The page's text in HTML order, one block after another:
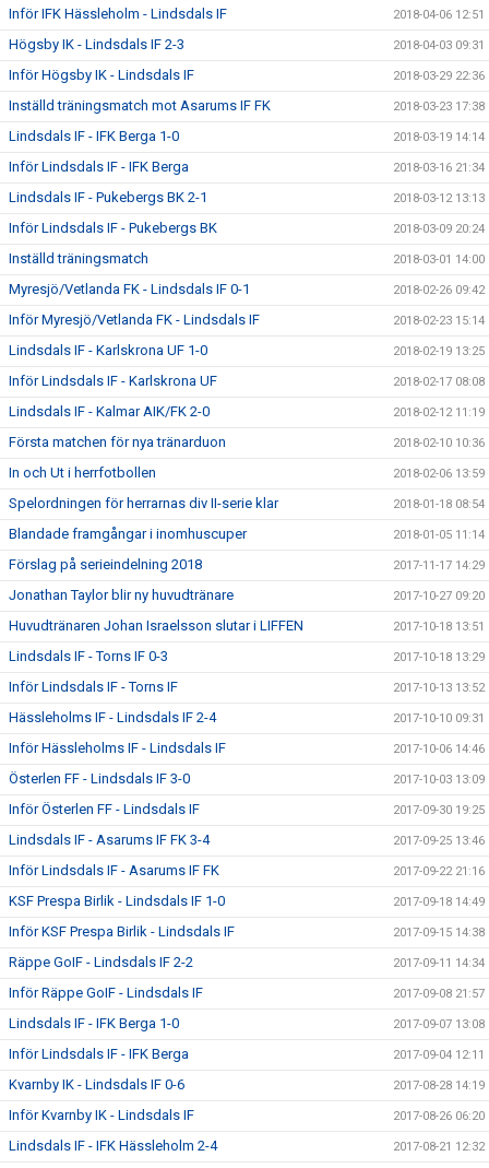
Inför IFK Hässleholm - Lindsdals IF 2018-04-06 12:51
Högsby IK - Lindsdals IF 2-3 2018-04-03 09:31
Inför Högsby IK - Lindsdals IF 2018-03-29 22:36
Inställd träningsmatch mot Asarums IF FK 2018-03-23 17:38
Lindsdals IF - IFK Berga 1-0 2018-03-19 14:14
Inför Lindsdals IF - IFK Berga 2018-03-16 21:34
Lindsdals IF - Pukebergs BK 2-1 2018-03-12 13:13
Inför Lindsdals IF - Pukebergs BK 2018-03-09 20:24
Inställd träningsmatch 2018-03-01 14:00
Myresjö/Vetlanda FK - Lindsdals IF 0-1 2018-02-26 09:42
Inför Myresjö/Vetlanda FK - Lindsdals IF 2018-02-23 15:14
Lindsdals IF - Karlskrona UF 1-0 2018-02-19 13:25
Inför Lindsdals IF - Karlskrona UF 2018-02-17 08:08
Lindsdals IF - Kalmar AIK/FK 2-0 2018-02-12 11:19
Första matchen för nya tränarduon 2018-02-10 10:36
In och Ut i herrfotbollen 2018-02-06 13:59
Spelordningen för herrarnas div II-serie klar 2018-01-18 08:54
Blandade framgångar i inomhuscuper 2018-01-05 11:14
Förslag på serieindelning 2018 2017-11-17 14:29
Jonathan Taylor blir ny huvudtränare 2017-10-27 09:20
Huvudtränaren Johan Israelsson slutar i LIFFEN 2017-10-18 13:51
Lindsdals IF - Torns IF 0-3 2017-10-18 13:29
Inför Lindsdals IF - Torns IF 2017-10-13 13:52
Hässleholms IF - Lindsdals IF 2-4 2017-10-10 09:31
Inför Hässleholms IF - Lindsdals IF 2017-10-06 14:46
Österlen FF - Lindsdals IF 3-0 2017-10-03 13:09
Inför Österlen FF - Lindsdals IF 2017-09-30 19:25
Lindsdals IF - Asarums IF FK 3-4 2017-09-25 13:46
Inför Lindsdals IF - Asarums IF FK 2017-09-22 21:16
KSF Prespa Birlik - Lindsdals IF 1-0 2017-09-18 14:49
Inför KSF Prespa Birlik - Lindsdals IF 2017-09-15 14:38
Räppe GoIF - Lindsdals IF 2-2 2017-09-11 14:34
Inför Räppe GoIF - Lindsdals IF 2017-09-08 21:57
Lindsdals IF - IFK Berga 1-0 2017-09-07 13:08
Inför Lindsdals IF - IFK Berga 2017-09-04 12:11
Kvarnby IK - Lindsdals IF 0-6 2017-08-28 14:19
Inför Kvarnby IK - Lindsdals IF 2017-08-26 06:20
Lindsdals IF - IFK Hässleholm 2-4 2017-08-21 12:32